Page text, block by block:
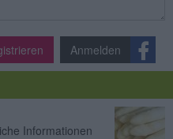
Anmelden
Informationen